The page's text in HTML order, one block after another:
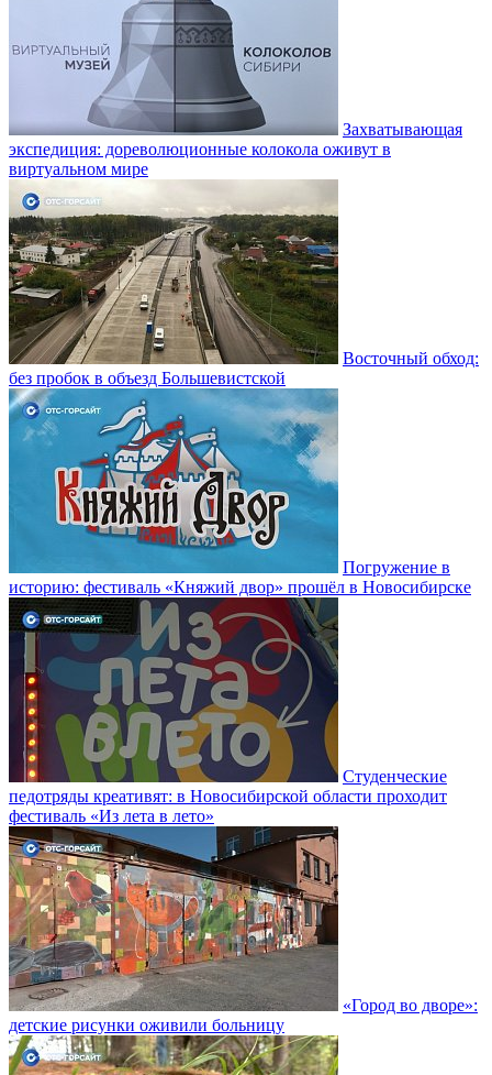
Захватывающая
экспедиция: дореволюционные колокола оживут в
виртуальном мире
Восточный обход:
без пробок в объезд Большевистской
Погружение в
историю: фестиваль «Княжий двор» прошёл в Новосибирске
Студенческие
педотряды креативят: в Новосибирской области проходит
фестиваль «Из лета в лето»
«Город во дворе»:
детские рисунки оживили больницу